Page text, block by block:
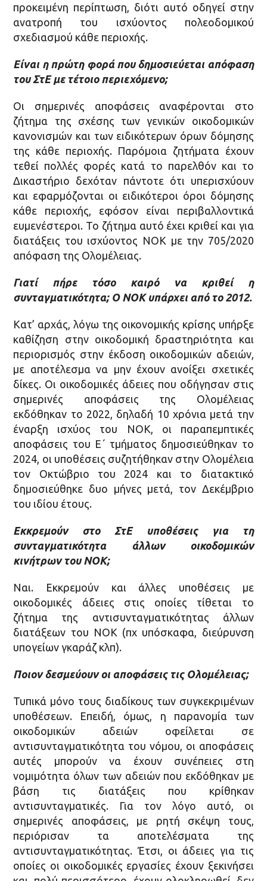
προκειμένη περίπτωση, διότι αυτό οδηγεί στην
ανατροπή του ισχύοντος πολεοδομικού
σχεδιασμού κάθε περιοχής.
Είναι η πρώτη φορά που δημοσιεύεται απόφαση
του ΣτΕ με τέτοιο περιεχόμενο;
Οι σημερινές αποφάσεις αναφέρονται στο
ζήτημα της σχέσης των γενικών οικοδομικών
κανονισμών και των ειδικότερων όρων δόμησης
της κάθε περιοχής. Παρόμοια ζητήματα έχουν
τεθεί πολλές φορές κατά το παρελθόν και το
Δικαστήριο δεχόταν πάντοτε ότι υπερισχύουν
και εφαρμόζονται οι ειδικότεροι όροι δόμησης
κάθε περιοχής, εφόσον είναι περιβαλλοντικά
ευμενέστεροι. Το ζήτημα αυτό έχει κριθεί και για
διατάξεις του ισχύοντος ΝΟΚ με την 705/2020
απόφαση της Ολομέλειας.
Γιατί πήρε τόσο καιρό να κριθεί η
συνταγματικότητα; Ο ΝΟΚ υπάρχει από το 2012.
Κατ’ αρχάς, λόγω της οικονομικής κρίσης υπήρξε
καθίζηση στην οικοδομική δραστηριότητα και
περιορισμός στην έκδοση οικοδομικών αδειών,
με αποτέλεσμα να μην έχουν ανοίξει σχετικές
δίκες. Οι οικοδομικές άδειες που οδήγησαν στις
σημερινές αποφάσεις της Ολομέλειας
εκδόθηκαν το 2022, δηλαδή 10 χρόνια μετά την
έναρξη ισχύος του ΝΟΚ, οι παραπεμπτικές
αποφάσεις του Ε΄ τμήματος δημοσιεύθηκαν το
2024, οι υποθέσεις συζητήθηκαν στην Ολομέλεια
τον Οκτώβριο του 2024 και το διατακτικό
δημοσιεύθηκε δυο μήνες μετά, τον Δεκέμβριο
του ιδίου έτους.
Εκκρεμούν στο ΣτΕ υποθέσεις για τη
συνταγματικότητα άλλων οικοδομικών
κινήτρων του ΝΟΚ;
Ναι. Εκκρεμούν και άλλες υποθέσεις με
οικοδομικές άδειες στις οποίες τίθεται το
ζήτημα της αντισυνταγματικότητας άλλων
διατάξεων του ΝΟΚ (πχ υπόσκαφα, διεύρυνση
υπογείων γκαράζ κλπ).
Ποιον δεσμεύουν οι αποφάσεις τις Ολομέλειας;
Τυπικά μόνο τους διαδίκους των συγκεκριμένων
υποθέσεων. Επειδή, όμως, η παρανομία των
οικοδομικών αδειών οφείλεται σε
αντισυνταγματικότητα του νόμου, οι αποφάσεις
αυτές μπορούν να έχουν συνέπειες στη
νομιμότητα όλων των αδειών που εκδόθηκαν με
βάση τις διατάξεις που κρίθηκαν
αντισυνταγματικές. Για τον λόγο αυτό, οι
σημερινές αποφάσεις, με ρητή σκέψη τους,
περιόρισαν τα αποτελέσματα της
αντισυνταγματικότητας. Έτσι, οι άδειες για τις
οποίες οι οικοδομικές εργασίες έχουν ξεκινήσει